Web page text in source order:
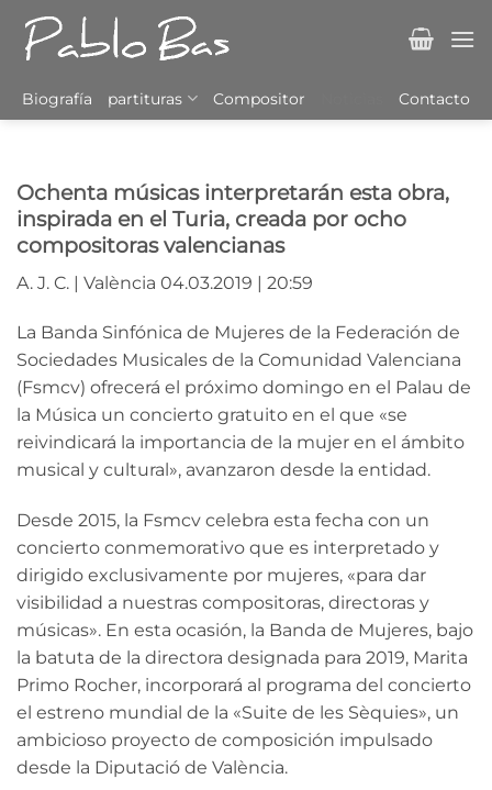
Saltar
contenido
Biografía partituras Compositor Contacto
Ochenta músicas interpretarán esta obra,
inspirada en el Turia, creada por ocho
compositoras valencianas
A. J. C. | València 04.03.2019 | 20:59
La Banda Sinfónica de Mujeres de la Federación de
Sociedades Musicales de la Comunidad Valenciana
(Fsmcv) ofrecerá el próximo domingo en el Palau de
la Música un concierto gratuito en el que «se
reivindicará la importancia de la mujer en el ámbito
musical y cultural», avanzaron desde la entidad.
Desde 2015, la Fsmcv celebra esta fecha con un
concierto conmemorativo que es interpretado y
dirigido exclusivamente por mujeres, «para dar
visibilidad a nuestras compositoras, directoras y
músicas». En esta ocasión, la Banda de Mujeres, bajo
la batuta de la directora designada para 2019, Marita
Primo Rocher, incorporará al programa del concierto
el estreno mundial de la «Suite de les Sèquies», un
ambicioso proyecto de composición impulsado
desde la Diputació de València.